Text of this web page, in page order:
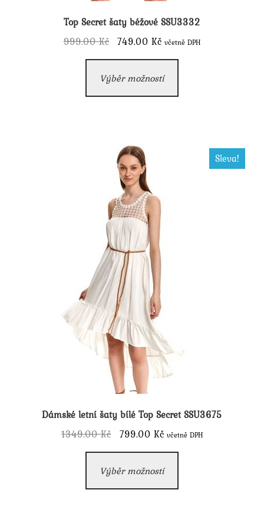
Top Secret šaty béžové SSU3332
999.00Kč
Původní
cena
byla:
749.00KčAktuální
cena
je:
včetně DPH
Výběr možností
má
Možnosti
Dámské letní šaty bílé Top Secret SSU3675
Sleva!
1349.00Kč
Původní
cena
byla:
799.00 KčAktuální
cena
je:
včetně DPH
Výběr možností
má